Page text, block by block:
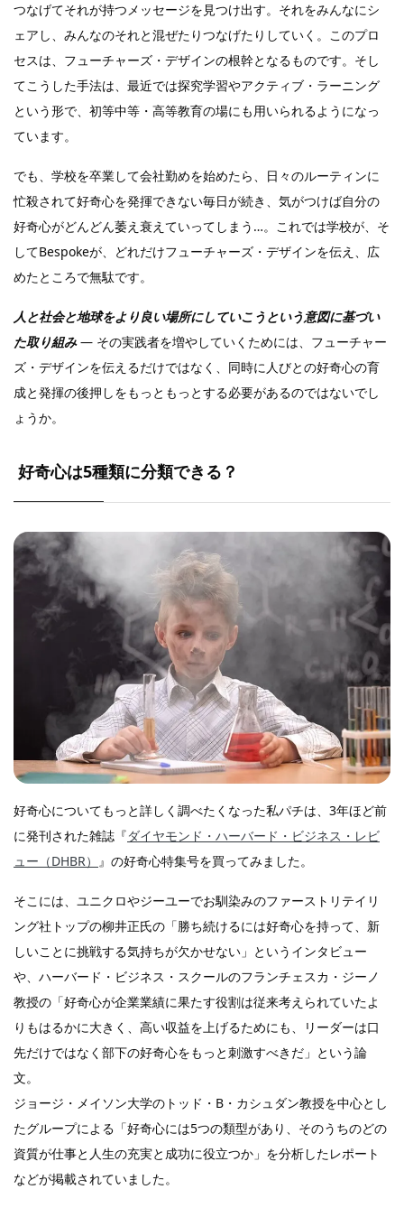
つなげてそれが持つメッセージを見つけ出す。それをみんなにシ
ェアし、みんなのそれと混ぜたりつなげたりしていく。このプロ
セスは、フューチャーズ・デザインの根幹となるものです。そし
てこうした手法は、最近では探究学習やアクティブ・ラーニング
という形で、初等中等・高等教育の場にも用いられるようになっ
ています。
でも、学校を卒業して会社勤めを始めたら、日々のルーティンに
忙殺されて好奇心を発揮できない毎日が続き、気がつけば自分の
好奇心がどんどん萎え衰えていってしまう…。これでは学校が、そ
してBespokeが、どれだけフューチャーズ・デザインを伝え、広
めたところで無駄です。
人と社会と地球をより良い場所にしていこうという意図に基づい
た取り組み― その実践者を増やしていくためには、フューチャー
ズ・デザインを伝えるだけではなく、同時に人びとの好奇心の育
成と発揮の後押しをもっともっとする必要があるのではないでし
ょうか。
好奇心は5種類に分類できる？
好奇心についてもっと詳しく調べたくなった私パチは、3年ほど前
に発刊された雑誌『ダイヤモンド・ハーバード・ビジネス・レビ
ュー（DHBR） 』の好奇心特集号を買ってみました。
そこには、ユニクロやジーユーでお馴染みのファーストリテイリ
ング社トップの柳井正氏の「勝ち続けるには好奇心を持って、新
しいことに挑戦する気持ちが欠かせない」というインタビュー
や、ハーバード・ビジネス・スクールのフランチェスカ・ジーノ
教授の「好奇心が企業業績に果たす役割は従来考えられていたよ
りもはるかに大きく、高い収益を上げるためにも、リーダーは口
先だけではなく部下の好奇心をもっと刺激すべきだ」という論
文。
ジョージ・メイソン大学のトッド・B・カシュダン教授を中心とし
たグループによる「好奇心には5つの類型があり、そのうちのどの
資質が仕事と人生の充実と成功に役立つか」を分析したレポート
などが掲載されていました。